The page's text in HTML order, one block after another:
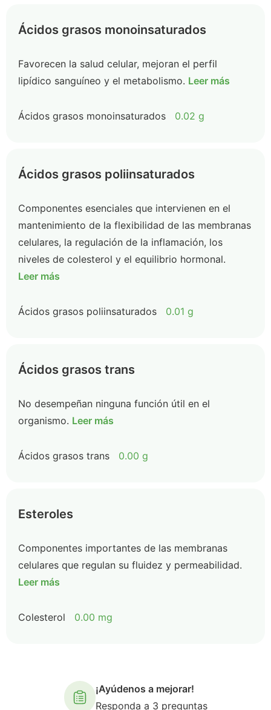
Ácidos grasos monoinsaturados
Favorecen la salud celular, mejoran el perfil
lipídico sanguíneo y el metabolismo. Leer más
Ácidos grasos monoinsaturados 0.02 g
Ácidos grasos poliinsaturados
Componentes esenciales que intervienen en el
mantenimiento de la flexibilidad de las membranas
celulares, la regulación de la inflamación, los
niveles de colesterol y el equilibrio hormonal.
Leer más
Ácidos grasos poliinsaturados 0.01 g
Ácidos grasos trans
No desempeñan ninguna función útil en el
organismo. Leer más
Ácidos grasos trans 0.00 g
Esteroles
Componentes importantes de las membranas
celulares que regulan su fluidez y permeabilidad.
Leer más
Colesterol 0.00 mg
¡Ayúdenos a mejorar!
Responda a 3 preguntas